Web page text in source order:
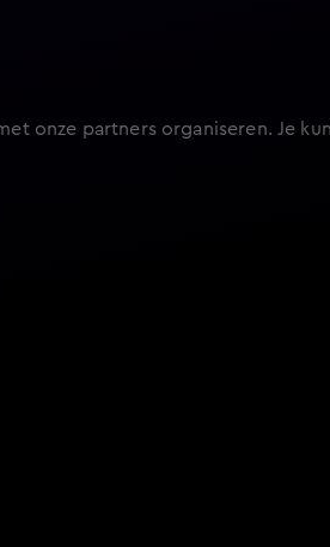
onze partners organiseren. Je